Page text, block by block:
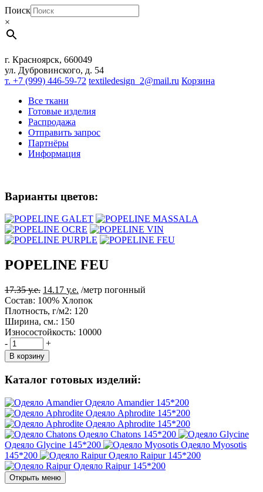
Поиск
×
г. Красноярск, 660049
ул. Дубровинского, д. 54
т. +7 (999) 446-59-72 textiledesign_2@mail.ru Корзина
Все ткани
Готовые изделия
Распродажа
Отправить запрос
Партнёры
Информация
Варианты цветов:
POPELINE FEU
17.35у.е. Первоначальная
цена
составляла
17.35 у.е..
14.17 у.е. Текущая
цена:
14.17 у.е..
/метр погонный
Состав: 100% Хлопок
Плотность, г/м2: 120
Ширина, см.: 150
Износостойкость: 10000
-
+
В корзину
Каталог готовых изделий:
Одеяло Amandier 145*200
Одеяло Aphrodite 145*200
Одеяло Aphrodite 145*200
Одеяло Chatons 145*200
Одеяло Glycine 145*200
Одеяло Myosotis
145*200
Одеяло Raipur 145*200
Одеяло Raipur 145*200
Открыть меню